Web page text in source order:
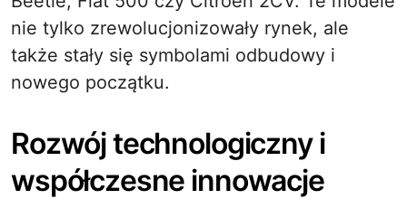
nie tylko zrewolucjonizowały rynek, ale
także stały się symbolami odbudowy i
nowego początku.
Rozwój technologiczny i
współczesne innowacje